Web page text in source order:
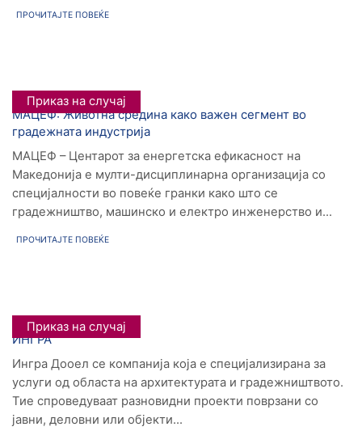
ПРОЧИТАЈТЕ ПОВЕЌЕ
Приказ на случај
МАЦЕФ: Животна средина како важен сегмент во
градежната индустрија
МАЦЕФ – Центарот за енергетска ефикасност на
Македонија е мулти-дисциплинарна организација со
специјалности во повеќе гранки како што се
градежништво, машинско и електро инженерство и...
ПРОЧИТАЈТЕ ПОВЕЌЕ
Приказ на случај
ИНГРА
Ингра Дооел се компанија која е специјализирана за
услуги од областа на архитектурата и градежништвото.
Тие спроведуваат разновидни проекти поврзани со
јавни, деловни или објекти...